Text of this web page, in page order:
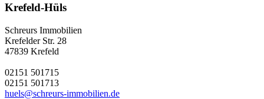
Krefeld-Hüls
Schreurs Immobilien
Krefelder Str. 28
47839 Krefeld
02151 501715
02151 501713
huels@schreurs-immobilien.de